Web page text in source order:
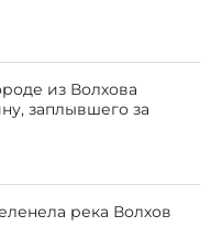
из Волхова
заплывшего за
река Волхов